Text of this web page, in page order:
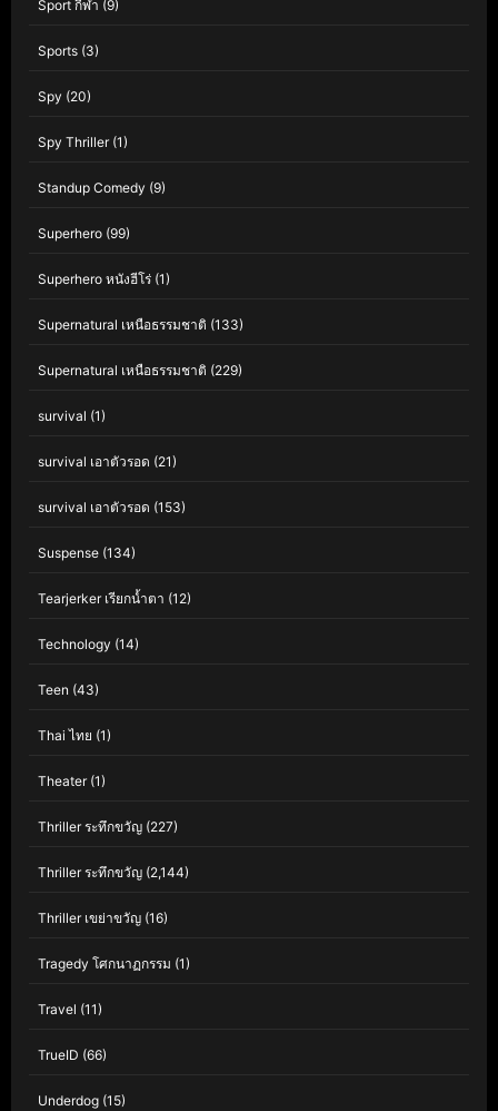
Sport กีฬา (9)
Sports (3)
Spy (20)
Spy Thriller(1)
Standup Comedy (9)
Superhero (99)
Superhero หนังฮีโร่ (1)
Supernatural เหนือธรรมชาติ (133)
Supernatural เหนือธรรมชาติ (229)
survival (1)
survival เอาตัวรอด (21)
survival เอาตัวรอด (153)
Suspense (134)
Tearjerker เรียกน้ำตา (12)
Technology (14)
Teen (43)
Thai ไทย (1)
Theater(1)
Thriller ระทึกขวัญ (227)
Thriller ระทึกขวัญ (2,144)
Thriller เขย่าขวัญ (16)
Tragedy โศกนาฏกรรม (1)
Travel (11)
TrueID (66)
Underdog (15)